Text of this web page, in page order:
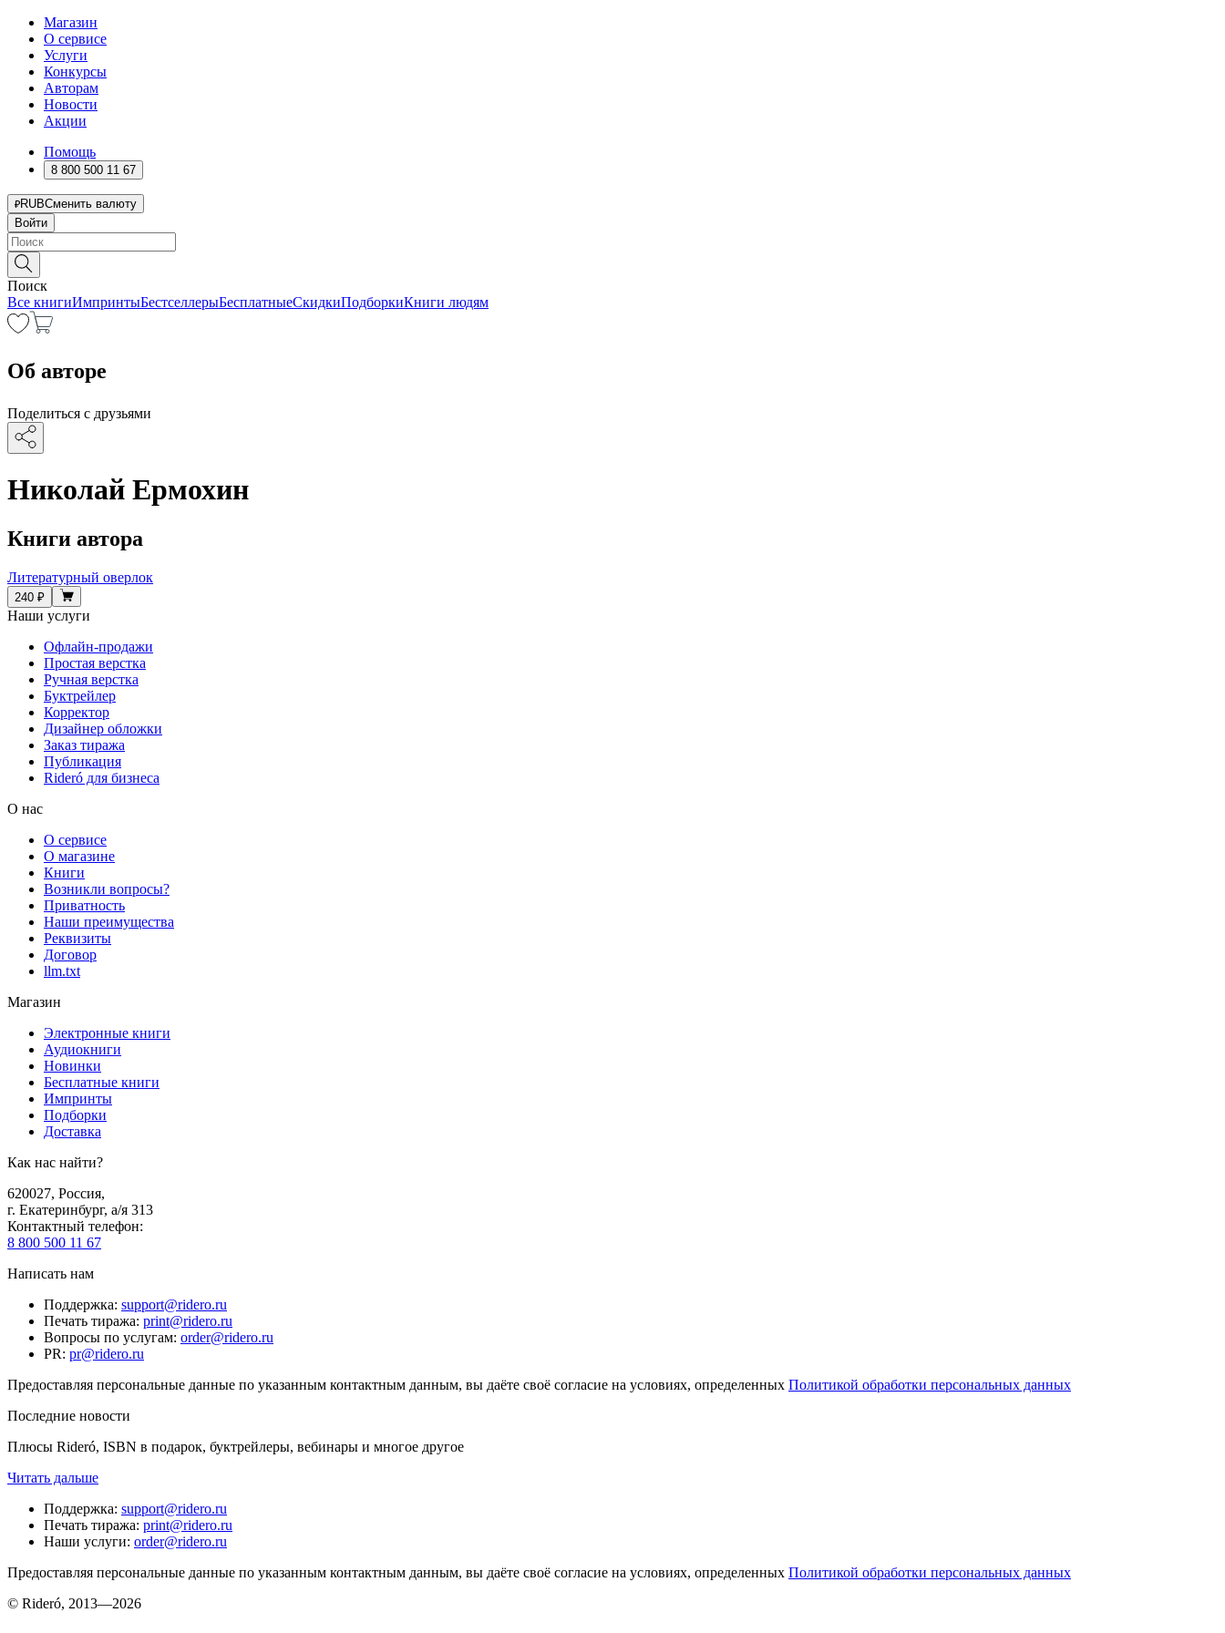
Магазин
О сервисе
Услуги
Конкурсы
Авторам
Новости
Акции
Помощь
8 800 500 11 67
RUBСменить валюту
Войти
Поиск
Все книгиИмпринтыБестселлерыБесплатныеСкидкиПодборкиКниги людям
Об авторе
Поделиться с друзьями
Николай Ермохин
Книги автора
Литературный оверлок
240 ₽
Наши услуги
Офлайн-продажи
Простая верстка
Ручная верстка
Буктрейлер
Корректор
Дизайнер обложки
Заказ тиража
Публикация
Rideró для бизнеса
О нас
О сервисе
О магазине
Книги
Возникли вопросы?
Приватность
Наши преимущества
Реквизиты
Договор
llm.txt
Магазин
Электронные книги
Аудиокниги
Новинки
Бесплатные книги
Импринты
Подборки
Доставка
Как нас найти?
620027, Россия,
г. Екатеринбург, а/я 313
Контактный телефон:
8 800 500 11 67
Написать нам
Поддержка: support@ridero.ru
Печать тиража: print@ridero.ru
Вопросы по услугам: order@ridero.ru
PR: pr@ridero.ru
Предоставляя персональные данные по указанным контактным данным, вы даёте своё согласие на условиях, определенных Политикой обработки персональных данных
Последние новости
Плюсы Rideró, ISBN в подарок, буктрейлеры, вебинары и многое другое
Читать дальше
Поддержка: support@ridero.ru
Печать тиража: print@ridero.ru
Наши услуги: order@ridero.ru
Предоставляя персональные данные по указанным контактным данным, вы даёте своё согласие на условиях, определенных Политикой обработки персональных данных
© Rideró, 2013—2026